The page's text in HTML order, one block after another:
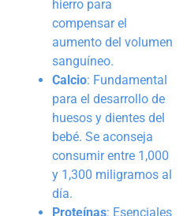
hierro para
compensar el
aumento del volumen
sanguíneo.
Calcio: Fundamental
para el desarrollo de
huesos y dientes del
bebé. Se aconseja
consumir entre 1,000
y 1,300 miligramos al
día.
Proteínas: Esenciales